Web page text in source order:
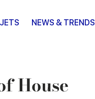
NEWS & TRENDS
House